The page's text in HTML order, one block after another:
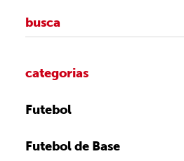
categorias
Futebol
Futebol de Base